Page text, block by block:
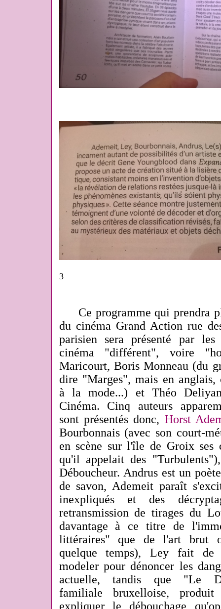
3
Ce programme qui prendra
du cinéma Grand Action rue
parisien sera présenté par
cinéma "différent", voire
Maricourt, Boris Monneau (du
dire "Marges", mais en anglais,
à la mode...) et Théo
Cinéma. Cinq auteurs
sont présentés donc, Horst
Bourbonnais (avec son court-
en scène sur l'île de Groix ses
qu'il appelait des
Déboucheur. Andrus est un
de savon, Ademeit paraît
inexpliqués et des
retransmission de tirages du
davantage à ce titre de
littéraires" que de l'art brut
quelque temps), Ley fait
modeler pour dénoncer les
actuelle, tandis que "Le
familiale bruxelloise,
expliquer le débouchage